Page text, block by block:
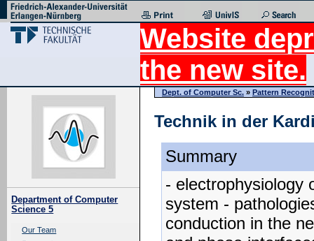
Website
the new site.
Department of Computer
Science 5
Our Team
Dept. of Computer Sc. » Pattern
Technik in der
Summary
- electrophysiology
system -
conduction in the